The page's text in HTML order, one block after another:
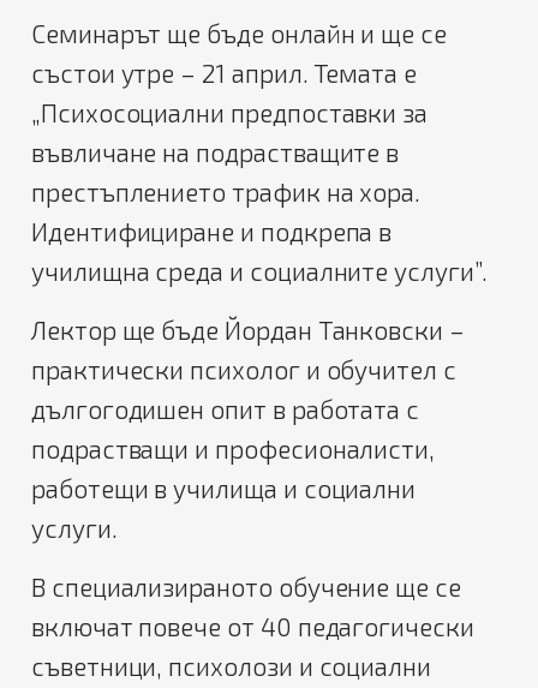
Семинарът ще бъде онлайн и ще се
състои утре – 21 април. Темата е
„Психосоциални предпоставки за
въвличане на подрастващите в
престъплението трафик на хора.
Идентифициране и подкрепа в
училищна среда и социалните услуги”.
Лектор ще бъде Йордан Танковски –
практически психолог и обучител с
дългогодишен опит в работата с
подрастващи и професионалисти,
работещи в училища и социални
услуги.
В специализираното обучение ще се
включат повече от 40 педагогически
съветници, психолози и социални